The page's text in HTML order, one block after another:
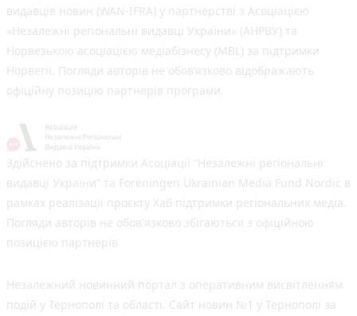
видавців новин (WAN-IFRA) у партнерстві з Асоціацією
«Незалежні регіональні видавці України» (АНРВУ) та
Норвезькою асоціацією медіабізнесу (MBL) за підтримки
Норвегії. Погляди авторів не обов’язково відображають
офіційну позицію партнерів програми.
Здійснено за підтримки Асоціації “Незалежні регіональні
видавці України” та Foreningen Ukrainian Media Fund Nordic в
рамках реалізації проєкту Хаб підтримки регіональних медіа.
Погляди авторів не обов'язково збігаються з офіційною
позицією партнерів
Незалежний новинний портал з оперативним висвітленням
подій у Тернополі та області. Сайт новин №1 у Тернополі за